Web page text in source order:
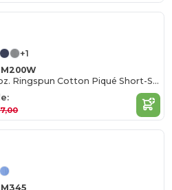
+1
Ladies 6 oz. Ringspun Cotton Piqué Short-Sleeve Polo